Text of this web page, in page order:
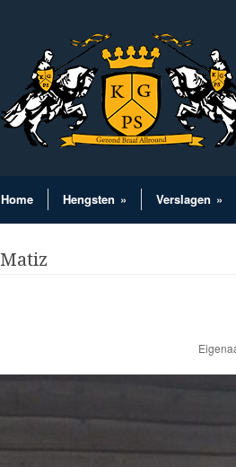
Home Hengsten » Verslagen »
Matiz